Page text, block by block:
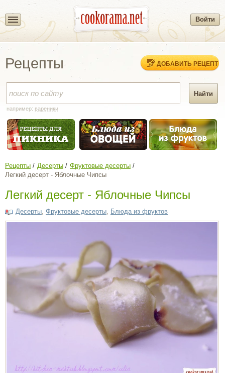
Войти
Рецепты ДОБАВИТЬ РЕЦЕПТ
например: вареники
Рецепты Десерты
Фруктовые десерты
Легкий десерт - Яблочные Чипсы
Легкий десерт - Яблочные Чипсы
Десерты Фруктовые десерты Блюда из фруктов